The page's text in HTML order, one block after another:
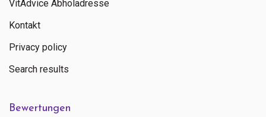
VitAdvice Abholadresse
Kontakt
Privacy policy
Search results
Bewertungen